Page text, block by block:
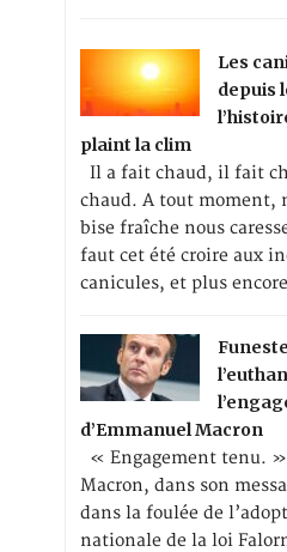
Les
depuis
plaint la clim
Il a fait chaud, il fait
chaud. A tout moment,
bise fraîche nous
faut cet été croire aux
canicules, et plus
d’Emmanuel Macron
« Engagement tenu.
Macron, dans son
dans la foulée de
nationale de la loi